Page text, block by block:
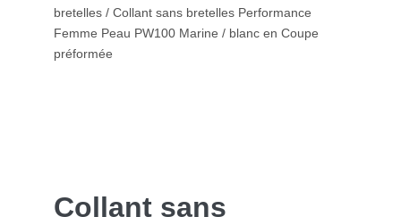
bretelles / Collant sans bretelles Performance
Femme Peau PW100 Marine / blanc en Coupe
préformée
Collant sans